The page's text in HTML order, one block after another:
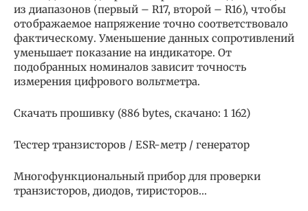
из диапазонов (первый – R17, второй – R16), чтобы
отображаемое напряжение точно соответствовало
фактическому. Уменьшение данных сопротивлений
уменьшает показание на индикаторе. От
подобранных номиналов зависит точность
измерения цифрового вольтметра.
Скачать прошивку (886 bytes, скачано: 1 162)
Тестер транзисторов / ESR-метр / генератор
Многофункциональный прибор для проверки
транзисторов, диодов, тиристоров…